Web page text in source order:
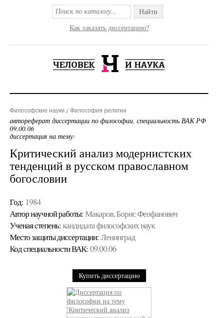
Найти
Как заказать диссертацию?
Философские науки Философия религии
автореферат диссертации по философии, специальность ВАК РФ
09.00.06
диссертация на тему:
Критический анализ модернистских
тенденций в русском православном
богословии
Год: 1984
Автор научной работы: Макаров, Борис Феофанович
Ученая cтепень: кандидата философских наук
Место защиты диссертации: Ленинград
Код cпециальности ВАК: 09.00.06
Купить диссертацию